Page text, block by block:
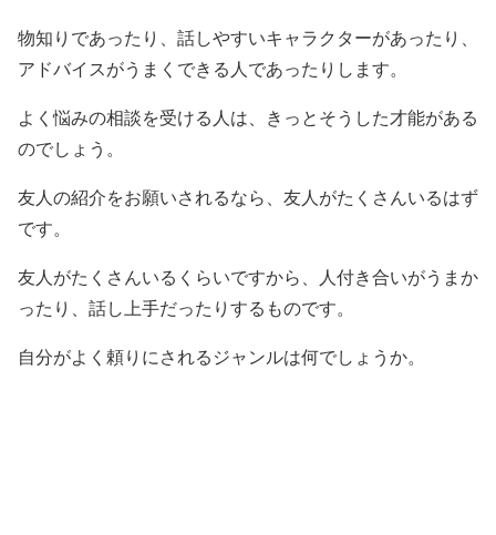
物知りであったり、話しやすいキャラクターがあったり、
アドバイスがうまくできる人であったりします。
よく悩みの相談を受ける人は、きっとそうした才能がある
のでしょう。
友人の紹介をお願いされるなら、友人がたくさんいるはず
です。
友人がたくさんいるくらいですから、人付き合いがうまか
ったり、話し上手だったりするものです。
自分がよく頼りにされるジャンルは何でしょうか。